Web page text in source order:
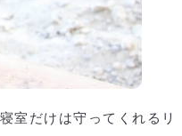
室だけは守ってくれるリ